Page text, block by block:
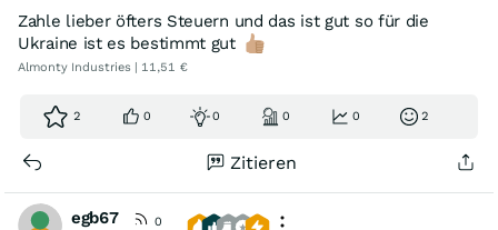
Zahle lieber öfters Steuern und das ist gut so für die
Ukraine ist es bestimmt gut
Almonty Industries | 11,51 €
2 0 0 0 0 2
Zitieren
egb67
0